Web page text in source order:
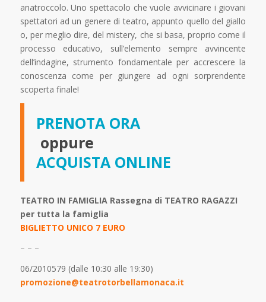
anatroccolo. Uno spettacolo che vuole avvicinare i giovani
spettatori ad un genere di teatro, appunto quello del giallo
o, per meglio dire, del mistery, che si basa, proprio come il
processo educativo, sull’elemento sempre avvincente
dell’indagine, strumento fondamentale per accrescere la
conoscenza come per giungere ad ogni sorprendente
scoperta finale!
PRENOTA ORA
oppure
ACQUISTA ONLINE
TEATRO IN FAMIGLIA Rassegna di TEATRO RAGAZZI
per tutta la famiglia
BIGLIETTO UNICO 7 EURO
– – –
06/2010579 (dalle 10:30 alle 19:30)
promozione@teatrotorbellamonaca.it